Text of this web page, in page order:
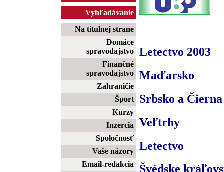
Vyhľadávanie
Na titulnej strane
Domáce
spravodajstvo
Finančné
spravodajstvo
Zahraničie
Šport
Kurzy
Inzercia
Spoločnosť
Vaše názory
Email-redakcia
Letectvo 2003
Maďarsko
Srbsko a
Veľtrhy
Letectvo
Švédske